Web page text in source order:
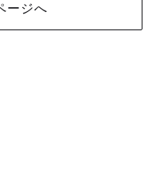
ージへ